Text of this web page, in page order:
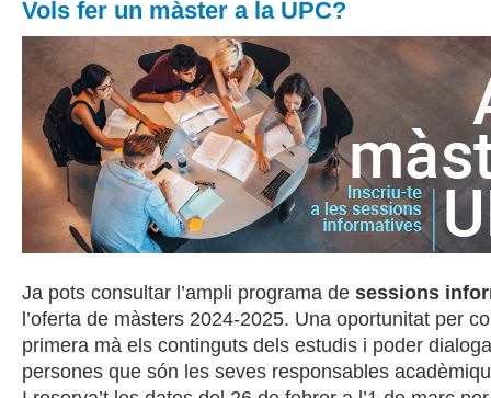
Vols fer un màster a la UPC?
Ja pots consultar l’ampli programa de sessions
l’oferta de màsters 2024-2025. Una oportunitat per
primera mà els continguts dels estudis i poder
persones que són les seves responsables